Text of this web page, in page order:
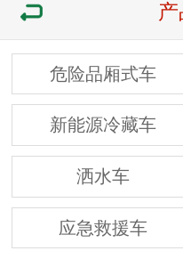
危险品厢式车
新能源冷藏车
洒水车
应急救援车